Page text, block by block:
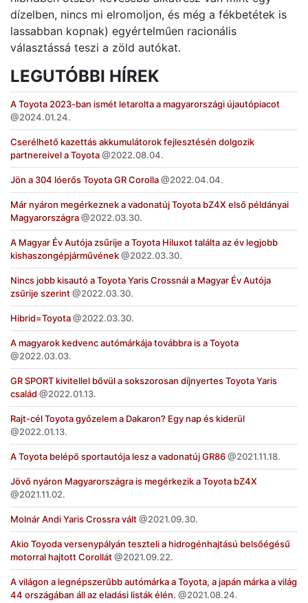
dízelben, nincs mi elromoljon, és még a fékbetétek is
lassabban kopnak) egyértelműen racionális
választássá teszi a zöld autókat.
LEGUTÓBBI HÍREK
A Toyota 2023-ban ismét letarolta a magyarországi újautópiacot
2024.01.24.
Cserélhető kazettás akkumulátorok fejlesztésén dolgozik
partnereivel a Toyota
2022.08.04.
Jön a 304 lóerős Toyota GR Corolla 2022.04.04.
Már nyáron megérkeznek a vadonatúj Toyota bZ4X első példányai
Magyarországra
2022.03.30.
A Magyar Év Autója zsűrije a Toyota Hiluxot találta az év legjobb
kishaszongépjárművének
2022.03.30.
Nincs jobb kisautó a Toyota Yaris Crossnál a Magyar Év Autója
zsűrije szerint
2022.03.30.
Hibrid=Toyota 2022.03.30.
A magyarok kedvenc autómárkája továbbra is a Toyota
2022.03.03.
GR SPORT kivitellel bővül a sokszorosan díjnyertes Toyota Yaris
család
2022.01.13.
Rajt-cél Toyota győzelem a Dakaron? Egy nap és kiderül
2022.01.13.
A Toyota belépő sportautója lesz a vadonatúj GR86 2021.11.18.
Jövő nyáron Magyarországra is megérkezik a Toyota bZ4X
2021.11.02.
Molnár Andi Yaris Crossra vált 2021.09.30.
Akio Toyoda versenypályán teszteli a hidrogénhajtású belsőégésű
motorral hajtott Corollát
2021.09.22.
A világon a legnépszerűbb autómárka a Toyota, a japán márka a világ
44 országában áll az eladási listák élén.
2021.08.24.